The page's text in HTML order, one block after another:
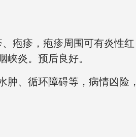
疱疹，疱疹周围可有炎性红
炎。预后良好。
肿、循环障碍等，病情凶险，